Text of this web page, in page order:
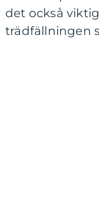
det också
trädfällningen